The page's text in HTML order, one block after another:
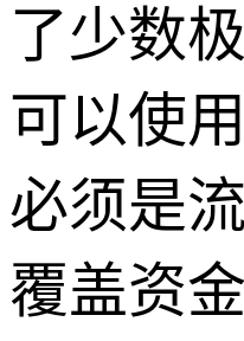
了少数
可以使
必须是
覆盖资